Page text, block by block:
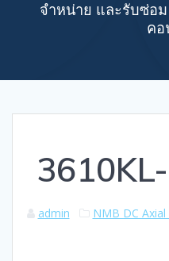
จำหน่าย และรับซ่อ
คอ
admin NMB DC Axial